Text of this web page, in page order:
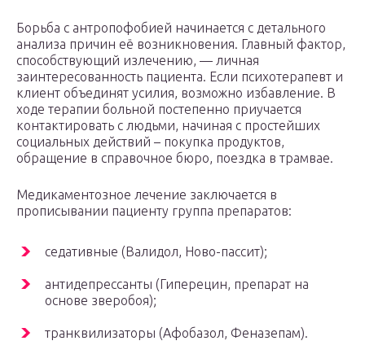
Борьба с антропофобией начинается с детального
анализа причин её возникновения. Главный фактор,
способствующий излечению, — личная
заинтересованность пациента. Если психотерапевт и
клиент объединят усилия, возможно избавление. В
ходе терапии больной постепенно приучается
контактировать с людьми, начиная с простейших
социальных действий – покупка продуктов,
обращение в справочное бюро, поездка в трамвае.
Медикаментозное лечение заключается в
прописывании пациенту группа препаратов:
седативные (Валидол, Ново-пассит);
антидепрессанты (Гиперецин, препарат на
основе зверобоя);
транквилизаторы (Афобазол, Феназепам).